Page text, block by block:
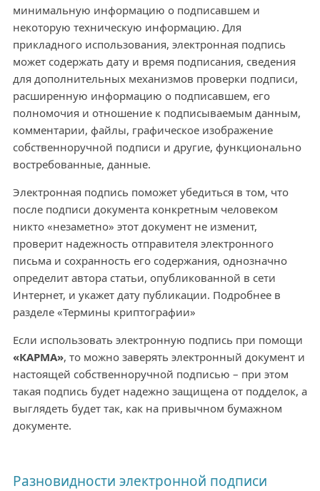
минимальную информацию о подписавшем и
некоторую техническую информацию. Для
прикладного использования, электронная подпись
может содержать дату и время подписания, сведения
для дополнительных механизмов проверки подписи,
расширенную информацию о подписавшем, его
полномочия и отношение к подписываемым данным,
комментарии, файлы, графическое изображение
собственноручной подписи и другие, функционально
востребованные, данные.
Электронная подпись поможет убедиться в том, что
после подписи документа конкретным человеком
никто «незаметно» этот документ не изменит,
проверит надежность отправителя электронного
письма и сохранность его содержания, однозначно
определит автора статьи, опубликованной в сети
Интернет, и укажет дату публикации. Подробнее в
разделе «Термины криптографии»
Если использовать электронную подпись при помощи
«КАРМА», то можно заверять электронный документ и
настоящей собственноручной подписью – при этом
такая подпись будет надежно защищена от подделок, а
выглядеть будет так, как на привычном бумажном
документе.
Разновидности электронной подписи